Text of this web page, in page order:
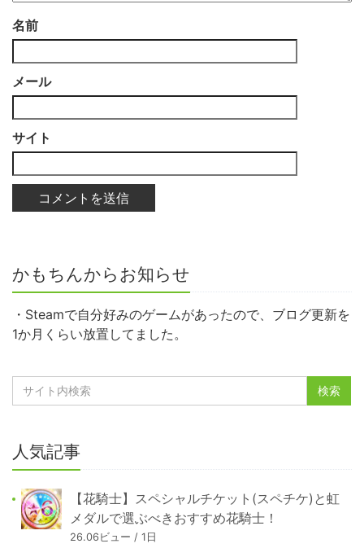
名前
メール
サイト
かもちんからお知らせ
・Steamで自分好みのゲームがあったので、ブログ更新を
1か月くらい放置してました。
人気記事
【花騎士】スペシャルチケット(スペチケ)と虹
メダルで選ぶべきおすすめ花騎士！
26.06ビュー / 1日